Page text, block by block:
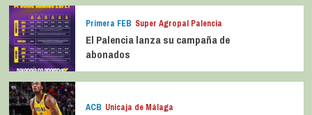
Primera FEB Super Agropal Palencia
El Palencia lanza su campaña de
abonados
ACB Unicaja de Málaga